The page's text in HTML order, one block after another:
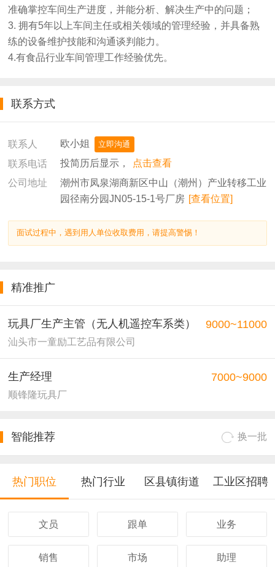
准确掌控车间生产进度，并能分析、解决生产中的问题；
3. 拥有5年以上车间主任或相关领域的管理经验，并具备熟
练的设备维护技能和沟通谈判能力。
4.有食品行业车间管理工作经验优先。
联系方式
联系人 欧小姐 立即沟通
联系电话 投简历后显示，
点击查看
公司地址
潮州市凤泉湖商新区中山（潮州）产业转移工业
园径南分园JN05-15-1号厂房 [查看位置]
面试过程中，遇到用人单位收取费用，请提高警惕！
精准推广
玩具厂生产主管（无人机遥控车系类）
汕头市一童励工艺品有限公司
9000~11000
生产经理
顺锋隆玩具厂
7000~9000
智能推荐 换一批
热门职位 热门行业 区县镇街道 工业区招聘
文员 跟单 业务
销售 市场 助理